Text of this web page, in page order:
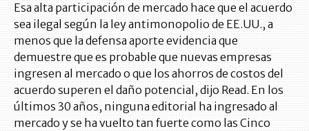
Esa alta participación de mercado hace que el acuerdo
sea ilegal según la ley antimonopolio de EE.UU., a
menos que la defensa aporte evidencia que
demuestre que es probable que nuevas empresas
ingresen al mercado o que los ahorros de costos del
acuerdo superen el daño potencial, dijo Read. En los
últimos 30 años, ninguna editorial ha ingresado al
mercado y se ha vuelto tan fuerte como las Cinco